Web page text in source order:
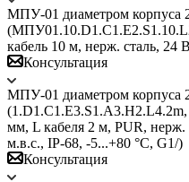
МПУ-01 диаметром корпуса
кабель 10 м, нерж. сталь, 24
Консультация
МПУ-01 диаметром корпуса
мм, L кабеля 2 м, PUR,
м.в.с., IP-68, -5...+80 °C, G1/)
Консультация